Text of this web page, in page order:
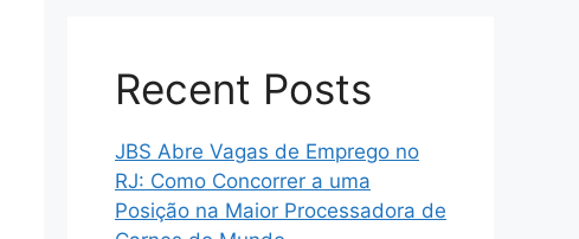
Recent Posts
JBS Abre Vagas de Emprego no
RJ: Como Concorrer a uma
Posição na Maior Processadora de